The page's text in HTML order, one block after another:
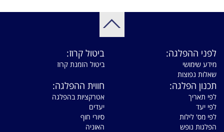
לפני ההפלגה:
מידע שימושי
שאלות נפוצות
ביטול קרוז:
ביטול הזמנת קרוז
תכנון הפלגה:
לפי תאריך
לפי יעד
לפי מס' לילות
הפלגות נופש
חווית ההפלגה:
אטרקציות בהפלגה
יעדים
סיורי חוף
האוניה